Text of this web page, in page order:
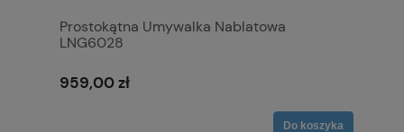
Prostokątna Umywalka Nablatowa
LNG6028
959,00 zł
Do koszyka